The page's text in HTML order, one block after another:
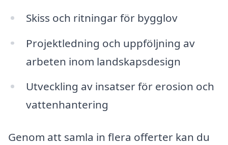
Skiss och ritningar för bygglov
Projektledning och uppföljning av
arbeten inom landskapsdesign
Utveckling av insatser för erosion och
vattenhantering
Genom att samla in flera offerter kan du